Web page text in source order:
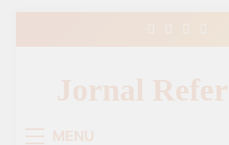
Jornal
MENU